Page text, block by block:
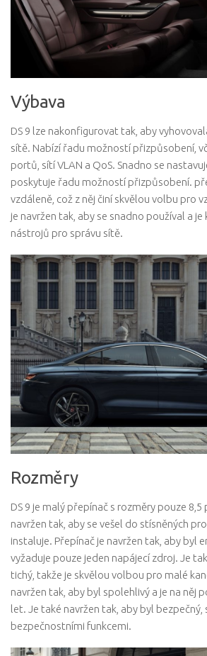
Výbava
DS 9 lze nakonfigurovat tak, aby
sítě. Nabízí řadu možností přizpůsobení,
portů, sítí VLAN a QoS. Snadno se
poskytuje řadu možností přizpůsobení.
vzdáleně, což z něj činí skvělou volbu pro
je navržen tak, aby se snadno používal a
nástrojů pro správu sítě.
Rozměry
DS 9 je malý přepínač s rozměry pouze 8,5
navržen tak, aby se vešel do stísněných
instaluje. Přepínač je navržen tak, aby byl
vyžaduje pouze jeden napájecí zdroj. Je
tichý, takže je skvělou volbou pro malé
navržen tak, aby byl spolehlivý a je na něj
let. Je také navržen tak, aby byl bezpečný,
bezpečnostními funkcemi.